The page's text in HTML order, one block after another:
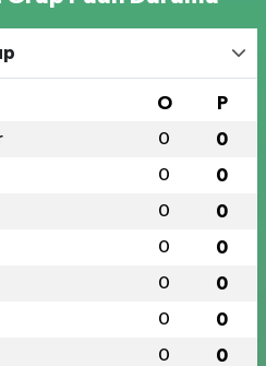
O P
0 0
0 0
0 0
0 0
0 0
0 0
0 0